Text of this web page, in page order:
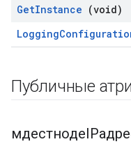
GetInstance (void)
Публичные